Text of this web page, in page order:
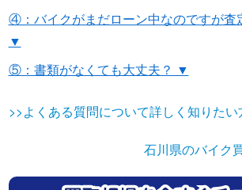
④：バイクがまだローン中なのですが査
▼
⑤：書類がなくても大丈夫？ ▼
>>よくある質問について詳しく知りたい
石川県のバイク